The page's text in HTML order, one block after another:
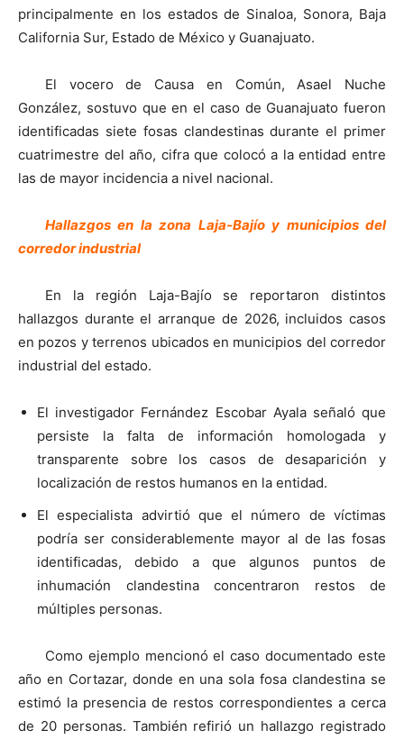
principalmente en los estados de Sinaloa, Sonora, Baja
California Sur, Estado de México y Guanajuato.
El vocero de Causa en Común, Asael Nuche
González, sostuvo que en el caso de Guanajuato fueron
identificadas siete fosas clandestinas durante el primer
cuatrimestre del año, cifra que colocó a la entidad entre
las de mayor incidencia a nivel nacional.
Hallazgos en la zona Laja-Bajío y municipios del
corredor industrial
En la región Laja-Bajío se reportaron distintos
hallazgos durante el arranque de 2026, incluidos casos
en pozos y terrenos ubicados en municipios del corredor
industrial del estado.
El investigador Fernández Escobar Ayala señaló que
persiste la falta de información homologada y
transparente sobre los casos de desaparición y
localización de restos humanos en la entidad.
El especialista advirtió que el número de víctimas
podría ser considerablemente mayor al de las fosas
identificadas, debido a que algunos puntos de
inhumación clandestina concentraron restos de
múltiples personas.
Como ejemplo mencionó el caso documentado este
año en Cortazar, donde en una sola fosa clandestina se
estimó la presencia de restos correspondientes a cerca
de 20 personas. También refirió un hallazgo registrado